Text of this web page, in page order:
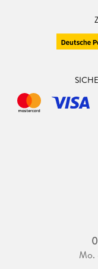
Mo.